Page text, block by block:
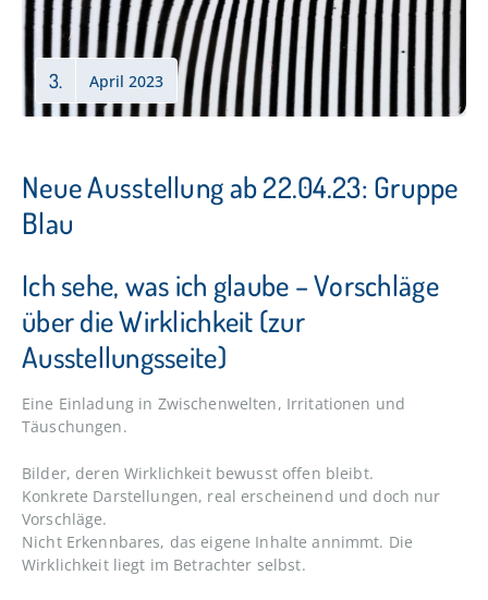
3. April 2023
Neue Ausstellung ab 22.04.23: Gruppe
Blau
Ich sehe, was ich glaube – Vorschläge
über die Wirklichkeit (zur
Ausstellungsseite)
Eine Einladung in Zwischenwelten, Irritationen und
Täuschungen.
Bilder, deren Wirklichkeit bewusst offen bleibt.
Konkrete Darstellungen, real erscheinend und doch nur
Vorschläge.
Nicht Erkennbares, das eigene Inhalte annimmt. Die
Wirklichkeit liegt im Betrachter selbst.